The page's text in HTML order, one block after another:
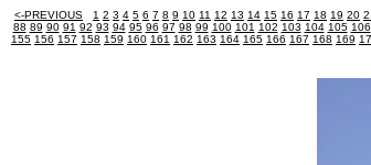
<-PREVIOUS 1 2 3 4 5 6 7 8 9 10 11 12 13 14 15 16 17 18 19 20
88 89 90 91 92 93 94 95 96 97 98 99 100 101 102 103 104 105 106
155 156 157 158 159 160 161 162 163 164 165 166 167 168 169